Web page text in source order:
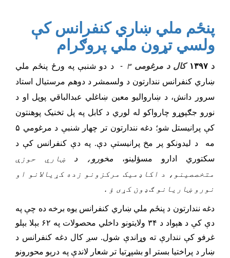
پنځم ملي ښاري کنفرانس کې
ولسي تړون ملي پروګرام
د ۱۳۹۷ کال د مرغومی ۳ -
د دو شنبې په ورځ پنځم ملي
ښاري کنفرانس نندارتون د ولسمشر د دوهم مرستیال استاد
سرور دانش، د ښاروالیو معین ښاغلي عبدالباقي پوپل او د
نورو جګپوړو چارواکو له لوري د کابل په پل تخنیک پوهنتون
کې پرانیستل شو؛ دغه نندارتون تر چهار شنبې د مرغومي ۵
مه د لیدونکو پر مخ پرانیستې دې. په دې کنفرانس کې د
سکتوري ادارو مسؤلینو،
مخورو، د
ښاري حوزې
متخصصینو، د اکاډمیک مرکزونو زده کړیالانو او
نورو ښاریانو ګډون کړی ؤ .
دغه نندارتون د پنځم ملي ښاري کنفرانس یوه برخه ده چې په
دې کې د هېواد د ۳۴ ولایتونو داخلي محصولات په ۶۲ بېلا بېلو
غرفو کې نندارې ته وړاندې شول. سږ کال دغه کنفرانس د
ښار د پراختیا بستر او بشپړتیا تر شعار لاندې په درېو محورونو